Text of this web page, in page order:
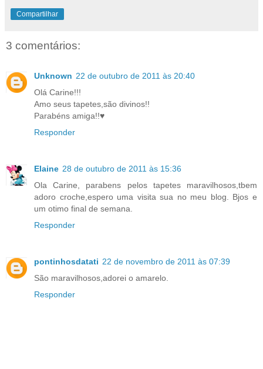
Compartilhar
3 comentários:
Unknown 22 de outubro de 2011 às 20:40
Olá Carine!!!
Amo seus tapetes,são divinos!!
Parabéns amiga!!♥
Responder
Elaine 28 de outubro de 2011 às 15:36
Ola Carine, parabens pelos tapetes maravilhosos,tbem
adoro croche,espero uma visita sua no meu blog. Bjos e
um otimo final de semana.
Responder
pontinhosdatati 22 de novembro de 2011 às 07:39
São maravilhosos,adorei o amarelo.
Responder